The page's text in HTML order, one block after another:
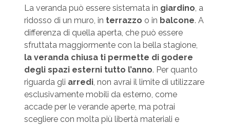
La veranda può essere sistemata in giardino, a
ridosso di un muro, in terrazzo o in balcone. A
differenza di quella aperta, che può essere
sfruttata maggiormente con la bella stagione,
la veranda chiusa ti permette di godere
degli spazi esterni tutto l’anno. Per quanto
riguarda gli arredi, non avrai il limite di utilizzare
esclusivamente mobili da esterno, come
accade per le verande aperte, ma potrai
scegliere con molta più libertà materiali e